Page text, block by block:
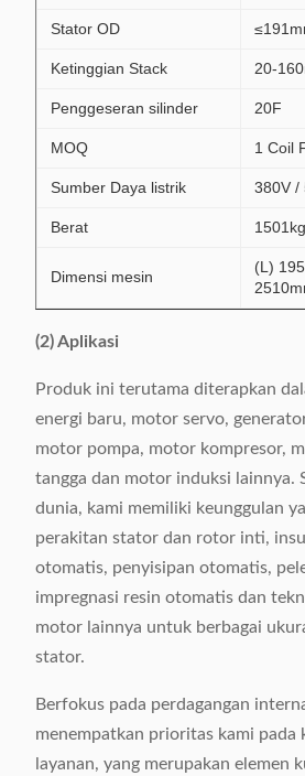
Stator OD
Ketinggian Stack 20-
Penggeseran silinder 20F
MOQ 1 Coil
Sumber Daya listrik 380V /
Berat
Dimensi mesin
(L)
(2) Aplikasi
Produk ini terutama diterapkan
energi baru, motor servo,
motor pompa, motor kompresor,
tangga dan motor induksi lainnya.
dunia, kami memiliki keunggulan
perakitan stator dan rotor inti,
otomatis, penyisipan otomatis,
impregnasi resin otomatis dan
motor lainnya untuk berbagai
stator.
Berfokus pada perdagangan
menempatkan prioritas kami pada
layanan, yang merupakan elemen